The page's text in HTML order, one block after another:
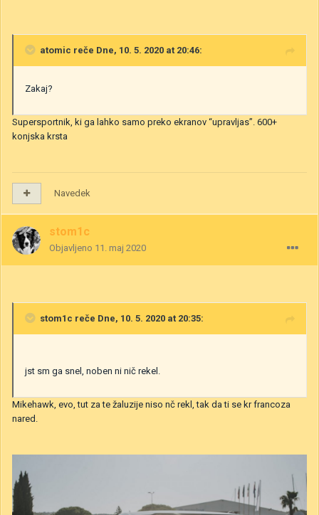
atomic reče Dne, 10. 5. 2020 at 20:46:
Zakaj?
Supersportnik, ki ga lahko samo preko ekranov “upravljas”. 600+
konjska krsta
Navedek
stom1c
Objavljeno 11. maj 2020
stom1c reče Dne, 10. 5. 2020 at 20:35:
jst sm ga snel, noben ni nič rekel.
Mikehawk, evo, tut za te žaluzije niso nč rekl, tak da ti se kr francoza
nared.